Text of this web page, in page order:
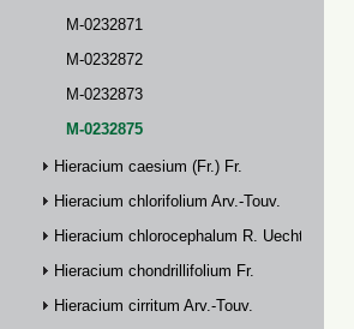
M-0232871
M-0232872
M-0232873
M-0232875
Hieracium caesium (Fr.) Fr.
Hieracium chlorifolium Arv.-Touv.
Hieracium chlorocephalum R. Uechtr.
Hieracium chondrillifolium Fr.
Hieracium cirritum Arv.-Touv.